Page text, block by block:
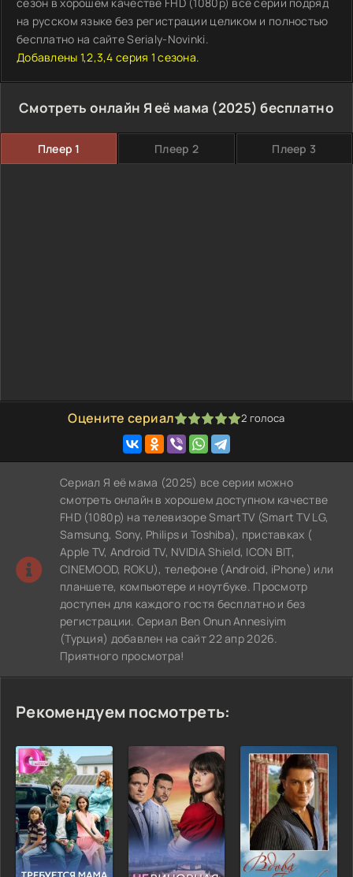
на русском языке без регистрации целиком и полностью
бесплатно на сайте Serialy-Novinki.
Добавлены 1,2,3,4 серия 1 сезона.
Смотреть онлайн Я её мама (2025) бесплатно
Плеер 1 Плеер 2 Плеер 3
Оцените сериал
1 2 3 4 5 2 голоса
Сериал Я её мама (2025) все серии можно
смотреть онлайн в хорошем доступном качестве
FHD (1080p) на телевизоре SmartTV (Smart TV LG,
Samsung, Sony, Philips и Toshiba), приставках (
Apple TV, Android TV, NVIDIA Shield, ICON BIT,
CINEMOOD, ROKU), телефоне (Android, iPhone) или
планшете, компьютере и ноутбуке. Просмотр
доступен для каждого гостя бесплатно и без
регистрации. Сериал Ben Onun Annesiyim
(Турция) добавлен на сайт 22 апр 2026.
Приятного просмотра!
Рекомендуем посмотреть: